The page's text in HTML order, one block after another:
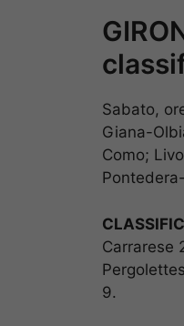
Sabato,
Giana-
Como;
Carrarese
9.